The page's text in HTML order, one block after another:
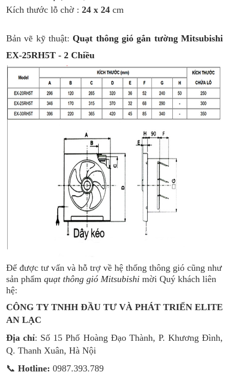
Kích thước lỗ chờ : 24 x 24 cm
Bản vẽ kỹ thuật: Quạt thông gió gắn tường Mitsubishi
EX-25RH5T - 2 Chiều
Để được tư vấn và hỗ trợ về hệ thống thông gió cũng như
sản phẩm quạt thông gió Mitsubishi mời Quý khách liên
hệ:
CÔNG TY TNHH ĐẦU TƯ VÀ PHÁT TRIỂN ELITE
AN LẠC
Địa chỉ: Số 15 Phố Hoàng Đạo Thành, P. Khương Đình,
Q. Thanh Xuân, Hà Nội
📞 Hotline: 0987.393.789